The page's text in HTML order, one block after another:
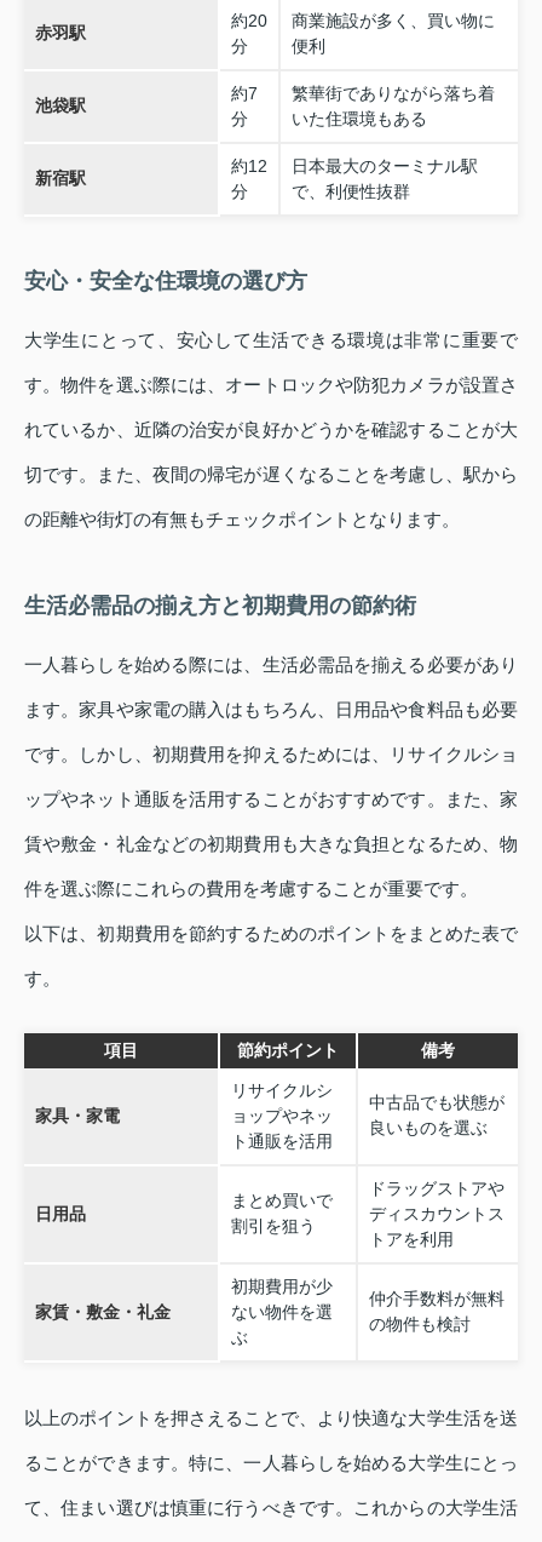
赤羽駅
約20
分
商業施設が多く、買い物に
便利
池袋駅
約7
分
繁華街でありながら落ち着
いた住環境もある
新宿駅
約12
分
日本最大のターミナル駅
で、利便性抜群
安心・安全な住環境の選び方
大学生にとって、安心して生活できる環境は非常に重要で
す。物件を選ぶ際には、オートロックや防犯カメラが設置さ
れているか、近隣の治安が良好かどうかを確認することが大
切です。また、夜間の帰宅が遅くなることを考慮し、駅から
の距離や街灯の有無もチェックポイントとなります。
生活必需品の揃え方と初期費用の節約術
一人暮らしを始める際には、生活必需品を揃える必要があり
ます。家具や家電の購入はもちろん、日用品や食料品も必要
です。しかし、初期費用を抑えるためには、リサイクルショ
ップやネット通販を活用することがおすすめです。また、家
賃や敷金・礼金などの初期費用も大きな負担となるため、物
件を選ぶ際にこれらの費用を考慮することが重要です。
以下は、初期費用を節約するためのポイントをまとめた表で
す。
項目 節約ポイント 備考
家具・家電
リサイクルシ
ョップやネッ
ト通販を活用
中古品でも状態が
良いものを選ぶ
日用品
まとめ買いで
割引を狙う
ドラッグストアや
ディスカウントス
トアを利用
家賃・敷金・礼金
初期費用が少
ない物件を選
ぶ
仲介手数料が無料
の物件も検討
以上のポイントを押さえることで、より快適な大学生活を送
ることができます。特に、一人暮らしを始める大学生にとっ
て、住まい選びは慎重に行うべきです。これからの大学生活